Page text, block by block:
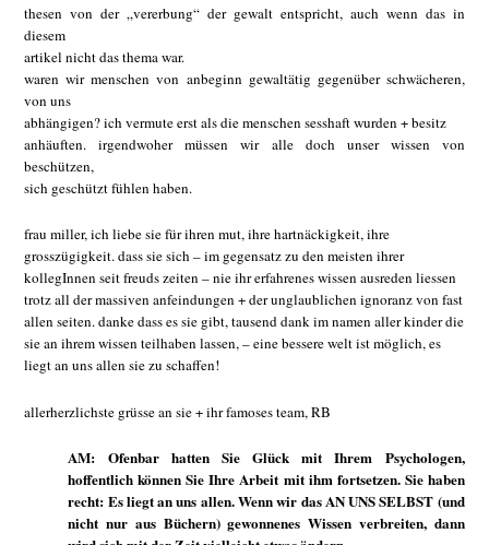
thesen von der „vererbung“ der gewalt entspricht, auch wenn das in
diesem
artikel nicht das thema war.
waren wir menschen von anbeginn gewaltätig gegenüber schwächeren,
von uns
abhängigen? ich vermute erst als die menschen sesshaft wurden + besitz
anhäuften. irgendwoher müssen wir alle doch unser wissen von
beschützen,
sich geschützt fühlen haben.
frau miller, ich liebe sie für ihren mut, ihre hartnäckigkeit, ihre
grosszügigkeit. dass sie sich – im gegensatz zu den meisten ihrer
kollegInnen seit freuds zeiten – nie ihr erfahrenes wissen ausreden liessen
trotz all der massiven anfeindungen + der unglaublichen ignoranz von fast
allen seiten. danke dass es sie gibt, tausend dank im namen aller kinder die
sie an ihrem wissen teilhaben lassen, – eine bessere welt ist möglich, es
liegt an uns allen sie zu schaffen!
allerherzlichste grüsse an sie + ihr famoses team, RB
AM: Ofenbar hatten Sie Glück mit Ihrem Psychologen,
hoffentlich können Sie Ihre Arbeit mit ihm fortsetzen. Sie haben
recht: Es liegt an uns allen. Wenn wir das AN UNS SELBST (und
nicht nur aus Büchern) gewonnenes Wissen verbreiten, dann